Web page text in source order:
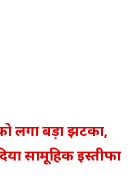
लगा बड़ा झटका,
सामूहिक इस्तीफा